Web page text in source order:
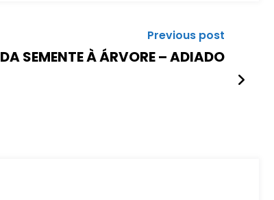
Previous post
DA SEMENTE À ÁRVORE – ADIADO